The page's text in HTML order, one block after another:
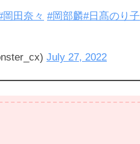
岡田奈々 #岡部麟#日髙のり子
July 27, 2022